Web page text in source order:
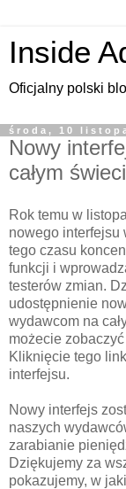
Inside
Oficjalny polski
środa, 10
Nowy
całym
Rok temu w
nowego interfejsu
tego czasu
funkcji i
testerów zmian.
udostępnienie
wydawcom na
możecie
Kliknięcie tego
interfejsu.
Nowy interfejs
naszych
zarabianie
Dziękujemy za
pokazujemy, w